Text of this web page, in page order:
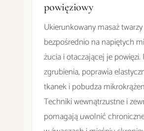
powięziowy
Ukierunkowany masaż
bezpośrednio na napiętych
żucia i otaczającej je powięzi.
zgrubienia, poprawia
tkanek i pobudza
Techniki wewnątrzustne i
pomagają uwolnić